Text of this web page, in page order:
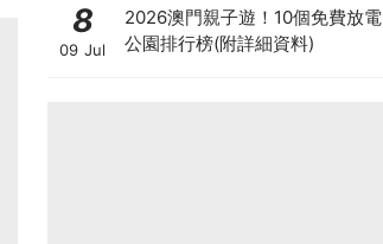
8
09 Jul
2026澳門親子遊！10個免費放電
公園排行榜(附詳細資料)